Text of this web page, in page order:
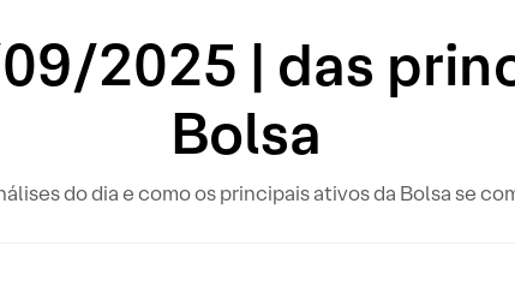
2025 | das
Bolsa
do dia e como os principais ativos da Bolsa se